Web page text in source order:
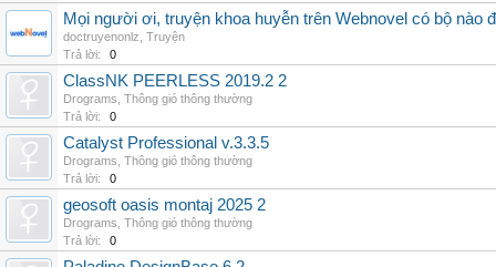
Mọi người ơi, truyện khoa huyễn trên Webnovel có bộ nào
doctruyenonlz Truyện
Trả lời:
0
ClassNK PEERLESS 2019.2 2
Drograms Thông gió thông thường
Trả lời:
0
Catalyst Professional v.3.3.5
Drograms Thông gió thông thường
Trả lời:
0
geosoft oasis montaj 2025 2
Drograms Thông gió thông thường
Trả lời:
0